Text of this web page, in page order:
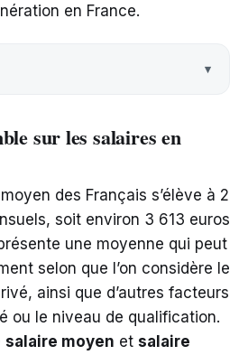
en France.
sur les salaires en
des Français s’élève à 2
soit environ 3 613 euros
une moyenne qui peut
selon que l’on considère le
ainsi que d’autres facteurs
ou le niveau de qualification.
salaire moyen et salaire